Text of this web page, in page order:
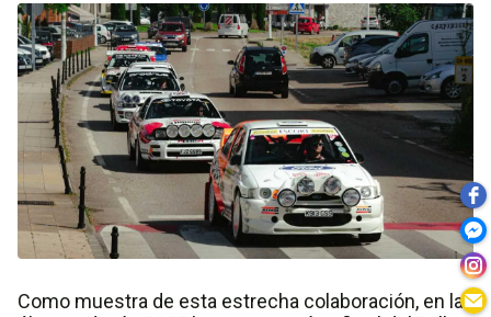
Como muestra de esta estrecha colaboración, en la